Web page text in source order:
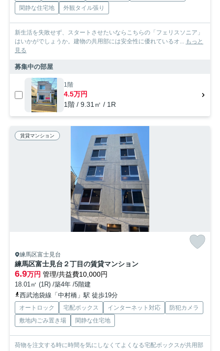
閑静な住宅地
外観タイル張り
新生活を失敗せず、スタートさせたいならこちらの「フェリスソニア」
はいかがでしょうか。建物の共用部には安全性に優れているオ... もっと
見る
募集中の部屋
1階
4.5万円
1階 / 9.31㎡ / 1R
賃貸マンション
練馬区富士見台
練馬区富士見台２丁目の賃貸マンション
6.9万円 管理/共益費10,000円
18.01㎡ (1R) /築4年 /5階建
西武池袋線「中村橋」駅 徒歩19分
オートロック 宅配ボックス インターネット対応
防犯カメラ
敷地内ごみ置き場
閑静な住宅地
荷物を注文する時に時間を気にしなくてよくなる宅配ボックスが共用部